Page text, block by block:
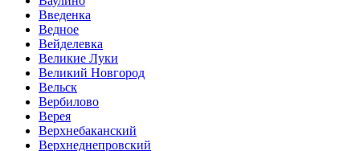
Введенка
Ведное
Вейделевка
Великие Луки
Великий Новгород
Вельск
Вербилово
Верея
Верхнебаканский
Верхнеднепровский